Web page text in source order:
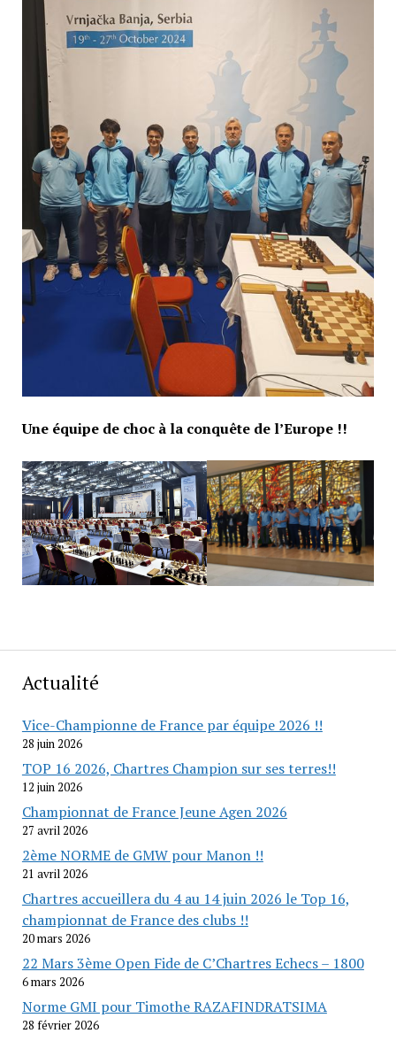
Une équipe de choc à la conquête de l’Europe !!
Actualité
Vice-Championne de France par équipe 2026 !!
28 juin 2026
TOP 16 2026, Chartres Champion sur ses terres!!
12 juin 2026
Championnat de France Jeune Agen 2026
27 avril 2026
2ème NORME de GMW pour Manon !!
21 avril 2026
Chartres accueillera du 4 au 14 juin 2026 le Top 16,
championnat de France des clubs !!
20 mars 2026
22 Mars 3ème Open Fide de C’Chartres Echecs – 1800
6 mars 2026
Norme GMI pour Timothe RAZAFINDRATSIMA
28 février 2026